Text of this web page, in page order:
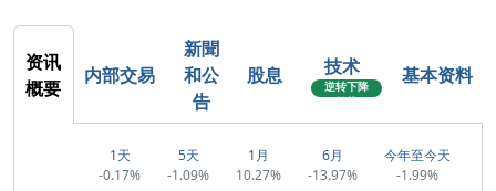
资讯
概要
内部交易
新聞
和公
告
股息 技术
逆转下降
趋势
基本资料
1天
-0.17%
5天
-1.09%
1月
10.27%
6月
-13.97%
今年至今天
-1.99%